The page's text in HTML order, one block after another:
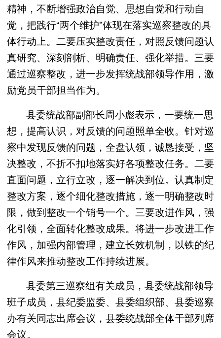
精神，不断增强政治自觉、思想自觉和行动自
觉，把践行“两个维护”体现在落实巡察整改的具
体行动上。二要压实整改责任，对照反馈问题认
真研究、深刻剖析、明确责任、强化举措。三要
通过巡察整改，进一步发挥统战部领导作用，激
励党员干部担当作为。
县委统战部副部长周小彪表示，一要统一思
想，提高认识，对反馈的问题照单全收。针对巡
察中发现反馈的问题，全盘认领，诚恳接受，坚
决整改，不折不扣地落实好各项整改任务。二要
直面问题，立行立改，逐一解决到位。认真制定
整改方案，逐个细化整改措施，逐一明确整改时
限，做到整改一个销号一个。三要改进作风，强
化引领，全面转化整改成果。将进一步改进工作
作风，加强内部管理，建立长效机制，以铁的纪
律作风来推动整改工作持续进展。
县委第三巡察组有关成员，县委统战部领导
班子成员，县纪委监委、县委组织部、县委巡察
办有关同志出席会议，县委统战部全体干部列席
会议。